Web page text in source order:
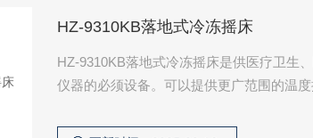
HZ-9310KB落地式冷冻摇床
HZ-9310KB落地式冷冻摇床是供医疗卫生
仪器的必须设备。可以提供更广范围的温